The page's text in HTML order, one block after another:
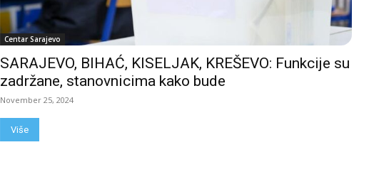
Centar Sarajevo
SARAJEVO, BIHAĆ, KISELJAK, KREŠEVO: Funkcije su
zadržane, stanovnicima kako bude
November 25, 2024
Više